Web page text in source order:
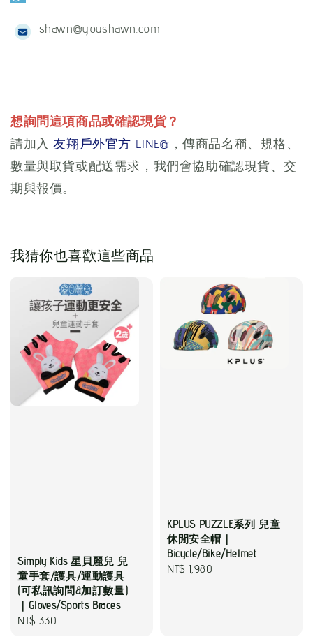
shawn@youshawn.com
想詢問這項商品或確認現貨？
請加入友翔戶外官方 LINE@ ，傳商品名稱、規格、
數量與取貨或配送需求，我們會協助確認現貨、交
期與報價。
我猜你也喜歡這些商品
Simply Kids 星貝麗兒 兒
童手套/護具/運動護具
(可私訊詢問&加訂數量)
｜Gloves/Sports Braces
Regular
NT$ 330
KPLUS PUZZLE系列 兒童
休閒安全帽｜
Bicycle/Bike/Helmet
Regular
NT$ 1,980